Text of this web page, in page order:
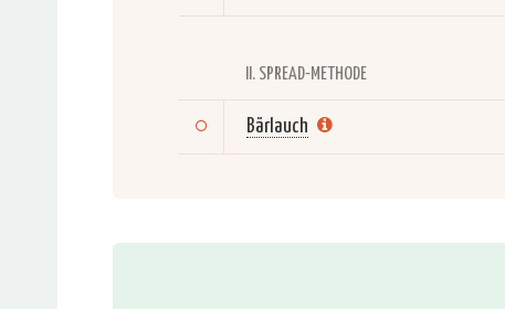
II. SPREAD-METHODE
Bärlauch